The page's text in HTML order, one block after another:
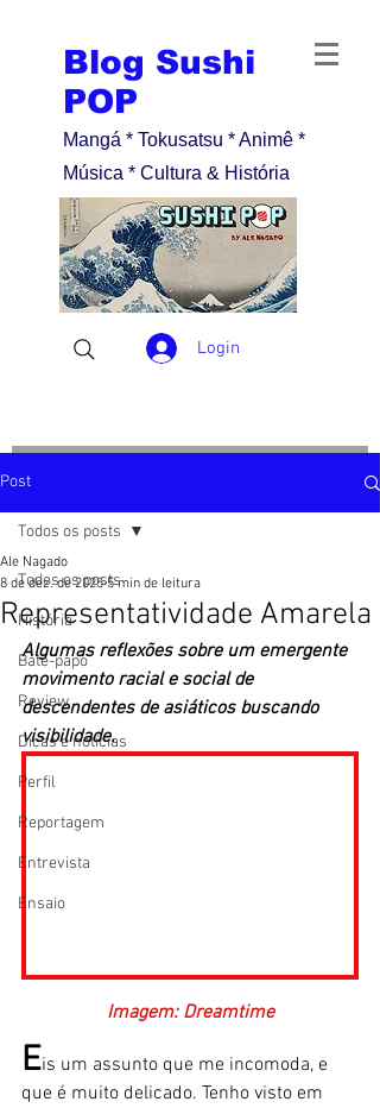
Blog Sushi
POP
Mangá * Tokusatsu * Animê *
Música * Cultura & História
Login
Post
Todos os posts
História
Bate-papo
Review
Dicas e notícias
Perfil
Reportagem
Entrevista
Ensaio
Todos os posts
Representatividade Amarela
Ale Nagado
8 de dez. de 2025 5 min de leitura
Algumas reflexões sobre um emergente
movimento racial e social de
descendentes de asiáticos buscando
visibilidade.
Imagem: Dreamtime
Eis um assunto que me incomoda, e
que é muito delicado. Tenho visto em